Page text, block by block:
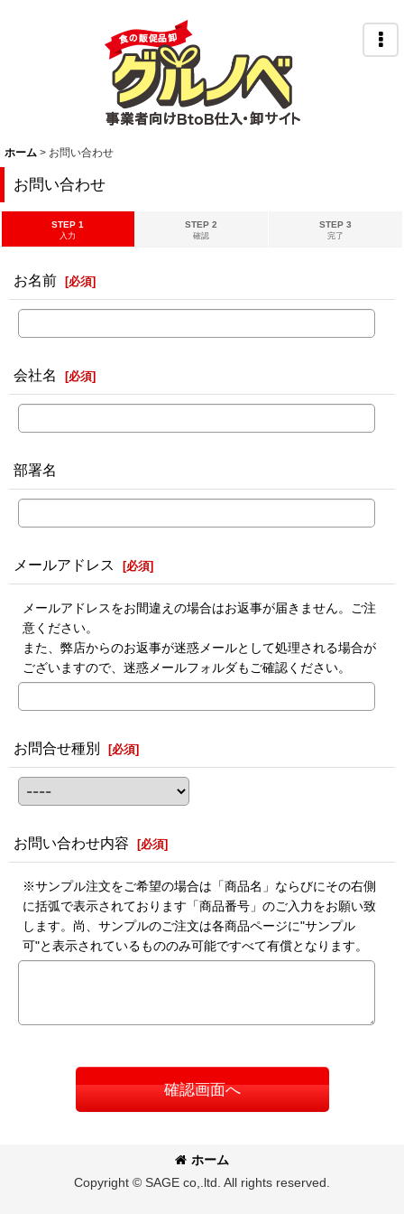
ホーム > お問い合わせ
お問い合わせ
STEP 1
入力
STEP 2
確認
STEP 3
完了
お名前 [必須]
会社名 [必須]
部署名
メールアドレス [必須]
メールアドレスをお間違えの場合はお返事が届きません。ご注
意ください。
また、弊店からのお返事が迷惑メールとして処理される場合が
ございますので、迷惑メールフォルダもご確認ください。
お問合せ種別 [必須]
お問い合わせ内容 [必須]
※サンプル注文をご希望の場合は「商品名」ならびにその右側
に括弧で表示されております「商品番号」のご入力をお願い致
します。尚、サンプルのご注文は各商品ページに"サンプル
可"と表示されているもののみ可能ですべて有償となります。
確認画面へ
ホーム
Copyright © SAGE co,.ltd. All rights reserved.